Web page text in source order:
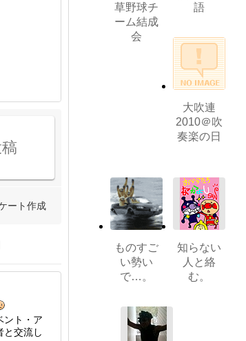
ート作成
ント・ア
と交流し
草野球チ
ーム結成
会
語
大吹連
2010＠吹
奏楽の日
ものすご
い勢い
で…。
知らない
人と絡
む。